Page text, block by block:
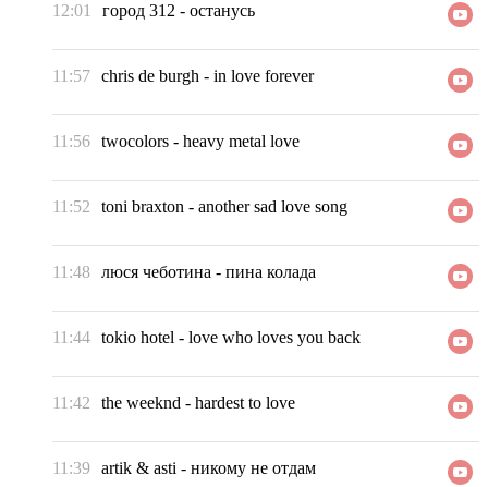
12:01 город 312 - останусь
11:57 chris de burgh - in love forever
11:56 twocolors - heavy metal love
11:52 toni braxton - another sad love song
11:48 люся чеботина - пина колада
11:44 tokio hotel - love who loves you back
11:42 the weeknd - hardest to love
11:39 artik & asti - никому не отдам